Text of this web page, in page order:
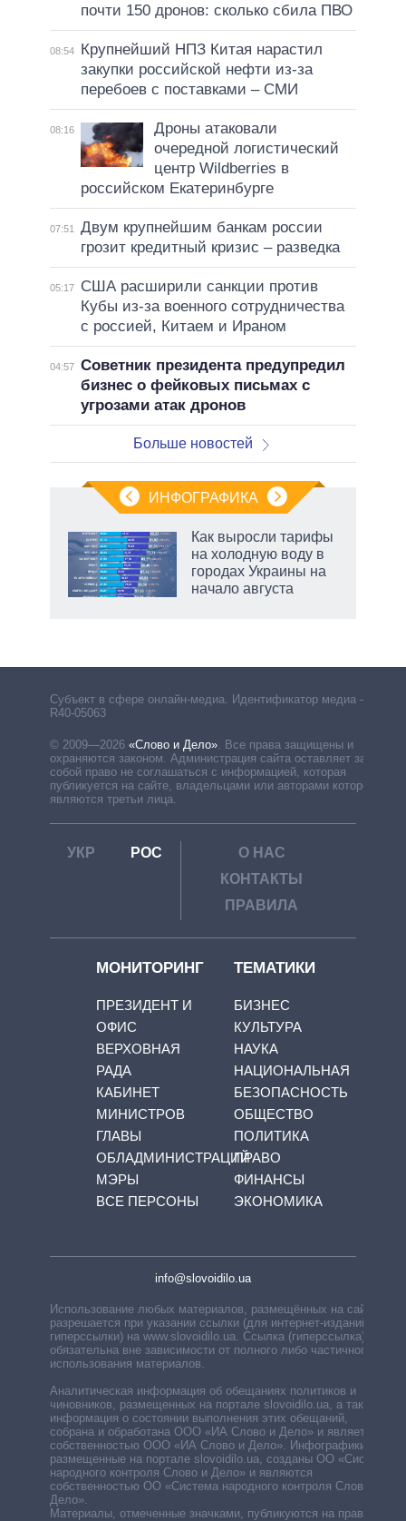
почти 150 дронов: сколько сбила ПВО
08:54
Крупнейший НПЗ Китая нарастил
закупки российской нефти из-за
перебоев с поставками – СМИ
08:16
Дроны атаковали
очередной логистический
центр Wildberries в
российском Екатеринбурге
07:51
Двум крупнейшим банкам россии
грозит кредитный кризис – разведка
05:17
США расширили санкции против
Кубы из-за военного сотрудничества
с россией, Китаем и Ираном
04:57 Советник президента предупредил
бизнес о фейковых письмах с
угрозами атак дронов
Больше новостей
ИНФОГРАФИКА
Как выросли тарифы
на холодную воду в
городах Украины на
начало августа
Субъект в сфере онлайн-медиа. Идентификатор медиа –
R40-05063
© 2009—2026 «Слово и Дело» Все права защищены и
охраняются законом. Администрация сайта оставляет за
собой право не соглашаться с информацией, которая
публикуется на сайте, владельцами или авторами которой
являются третьи лица.
УКР РОС
О НАС
КОНТАКТЫ
ПРАВИЛА
МОНИТОРИНГ
ПРЕЗИДЕНТ И
ОФИС
ВЕРХОВНАЯ
РАДА
КАБИНЕТ
МИНИСТРОВ
ГЛАВЫ
ОБЛАДМИНИСТРАЦИЙ
МЭРЫ
ВСЕ ПЕРСОНЫ
ТЕМАТИКИ
БИЗНЕС
КУЛЬТУРА
НАУКА
НАЦИОНАЛЬНАЯ
БЕЗОПАСНОСТЬ
ОБЩЕСТВО
ПОЛИТИКА
ПРАВО
ФИНАНСЫ
ЭКОНОМИКА
info@slovoidilo.ua
Использование любых материалов, размещённых на сайте,
разрешается при указании ссылки (для интернет-изданий —
гиперссылки) на www.slovoidilo.ua. Ссылка (гиперссылка)
обязательна вне зависимости от полного либо частичного
использования материалов.
Аналитическая информация об обещаниях политиков и
чиновников, размещенных на портале slovoidilo.ua, а также
информация о состоянии выполнения этих обещаний,
собрана и обработана ООО «ИА Слово и Дело» и является
собственностью ООО «ИА Слово и Дело». Инфографики,
размещенные на портале slovoidilo.ua, созданы ОО «Система
народного контроля Слово и Дело» и являются
собственностью ОО «Система народного контроля Слово и
Дело».
Материалы, отмеченные значками, публикуются на правах